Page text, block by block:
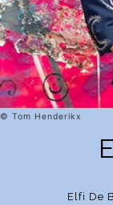
© Tom Henderikx
Elfi De